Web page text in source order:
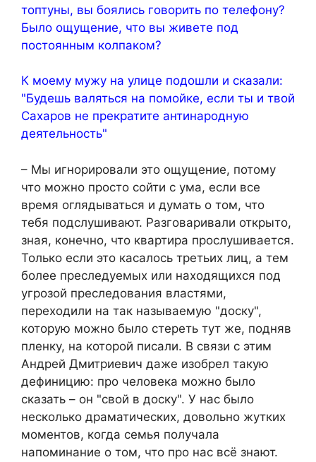
топтуны, вы боялись говорить по телефону?
Было ощущение, что вы живете под
постоянным колпаком?
К моему мужу на улице подошли и сказали:
"Будешь валяться на помойке, если ты и твой
Сахаров не прекратите антинародную
деятельность"
– Мы игнорировали это ощущение, потому
что можно просто сойти с ума, если все
время оглядываться и думать о том, что
тебя подслушивают. Разговаривали открыто,
зная, конечно, что квартира прослушивается.
Только если это касалось третьих лиц, а тем
более преследуемых или находящихся под
угрозой преследования властями,
переходили на так называемую "доску",
которую можно было стереть тут же, подняв
пленку, на которой писали. В связи с этим
Андрей Дмитриевич даже изобрел такую
дефиницию: про человека можно было
сказать – он "свой в доску". У нас было
несколько драматических, довольно жутких
моментов, когда семья получала
напоминание о том, что про нас всё знают.